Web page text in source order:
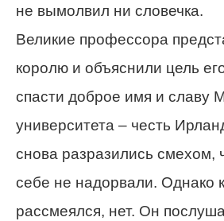
не вымолвил ни словечка.
Великие профессора
королю и объяснили цель
спасти доброе имя и славу
университета – честь
снова разразились смехом,
себе не надорвали. Однако
рассмеялся, нет. Он